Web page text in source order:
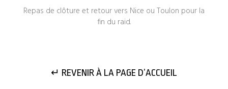
Repas de clôture et retour vers Nice ou Toulon pour la
fin du raid.
↵ REVENIR À LA PAGE D’ACCUEIL